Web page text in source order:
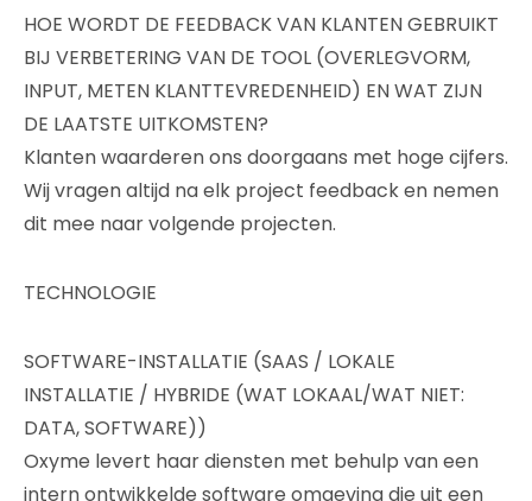
HOE WORDT DE FEEDBACK VAN KLANTEN GEBRUIKT
BIJ VERBETERING VAN DE TOOL (OVERLEGVORM,
INPUT, METEN KLANTTEVREDENHEID) EN WAT ZIJN
DE LAATSTE UITKOMSTEN?
Klanten waarderen ons doorgaans met hoge cijfers.
Wij vragen altijd na elk project feedback en nemen
dit mee naar volgende projecten.
TECHNOLOGIE
SOFTWARE-INSTALLATIE (SAAS / LOKALE
INSTALLATIE / HYBRIDE (WAT LOKAAL/WAT NIET:
DATA, SOFTWARE))
Oxyme levert haar diensten met behulp van een
intern ontwikkelde software omgeving die uit een